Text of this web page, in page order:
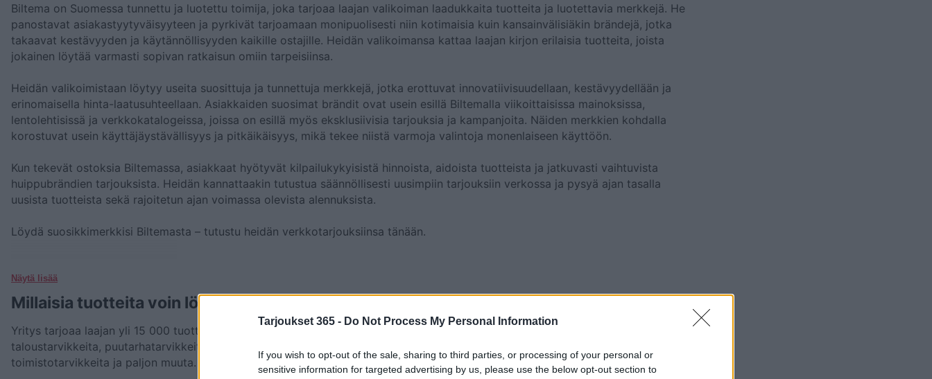
Tarjoukset 365 - Do Not Process My Personal Information
If you wish to opt-out of the sale, sharing to third parties, or processing of your personal or
sensitive information for targeted advertising by us, please use the below opt-out section to
Biltema on Suomessa tunnettu ja luotettu toimija, joka tarjoaa laajan valikoiman laadukkaita tuotteita ja luotettavia merkkejä. He
panostavat asiakastyytyväisyyteen ja pyrkivät tarjoamaan monipuolisesti niin kotimaisia kuin kansainvälisiäkin brändejä, jotka
takaavat kestävyyden ja käytännöllisyyden kaikille ostajille. Heidän valikoimansa kattaa laajan kirjon erilaisia tuotteita, joista
jokainen löytää varmasti sopivan ratkaisun omiin tarpeisiinsa.
Heidän valikoimistaan löytyy useita suosittuja ja tunnettuja merkkejä, jotka erottuvat innovatiivisuudellaan, kestävyydellään ja
erinomaisella hinta-laatusuhteellaan. Asiakkaiden suosimat brändit ovat usein esillä Biltemalla viikoittaisissa mainoksissa,
lentolehtisissä ja verkkokatalogeissa, joissa on esillä myös eksklusiivisia tarjouksia ja kampanjoita. Näiden merkkien kohdalla
korostuvat usein käyttäjäystävällisyys ja pitkäikäisyys, mikä tekee niistä varmoja valintoja monenlaiseen käyttöön.
Kun tekevät ostoksia Biltemassa, asiakkaat hyötyvät kilpailukykyisistä hinnoista, aidoista tuotteista ja jatkuvasti vaihtuvista
huippubrändien tarjouksista. Heidän kannattaakin tutustua säännöllisesti uusimpiin tarjouksiin verkossa ja pysyä ajan tasalla
uusista tuotteista sekä rajoitetun ajan voimassa olevista alennuksista.
Löydä suosikkimerkkisi Biltemasta – tutustu heidän verkkotarjouksiinsa tänään.
Näytä lisää
Millaisia tuotteita voin löytää kaupasta Biltema?
Yritys tarjoaa laajan yli 15 000 tuotteen valikoiman toimipisteissään ja verkkokaupassaan. Niistä asiakkaat voivat löytää työkaluja,
taloustarvikkeita, puutarhatarvikkeita, sähkötarvikkeita, autonheijastimia ja -tarvikkeita, polkupyöriä, autonosia,
toimistotarvikkeita ja paljon muuta.